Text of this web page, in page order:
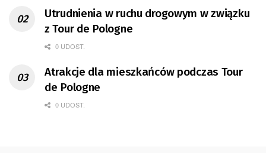
Utrudnienia w ruchu drogowym w związku
z Tour de Pologne
0 UDOST.
Atrakcje dla mieszkańców podczas Tour
de Pologne
0 UDOST.